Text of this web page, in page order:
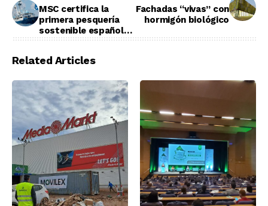
MSC certifica la
primera pesquería
sostenible española
Fachadas “vivas” con
hormigón biológico
Related Articles